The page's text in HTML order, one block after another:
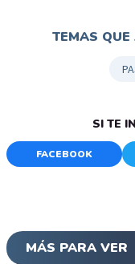
TEMAS QUE
SI TE
FACEBOOK
MÁS PARA VER